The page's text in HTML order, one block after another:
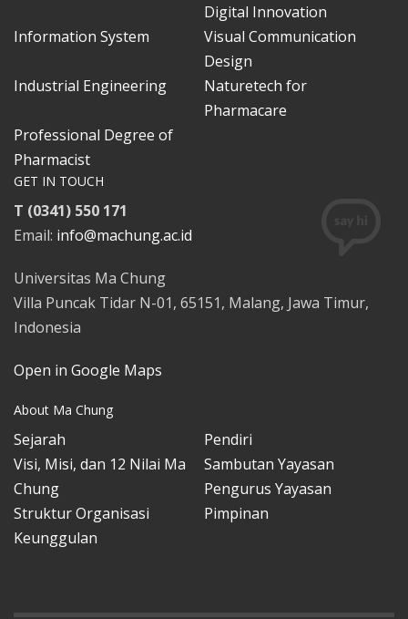
Digital Innovation
Information System
Visual Communication
Design
Industrial Engineering
Naturetech for
Pharmacare
Professional Degree of
Pharmacist
GET IN TOUCH
T (0341) 550 171
Email: info@machung.ac.id
Universitas Ma Chung
Villa Puncak Tidar N-01, 65151, Malang, Jawa Timur,
Indonesia
Open in Google Maps
About Ma Chung
Sejarah
Pendiri
Visi, Misi, dan 12 Nilai Ma
Chung
Sambutan Yayasan
Pengurus Yayasan
Struktur Organisasi
Pimpinan
Keunggulan